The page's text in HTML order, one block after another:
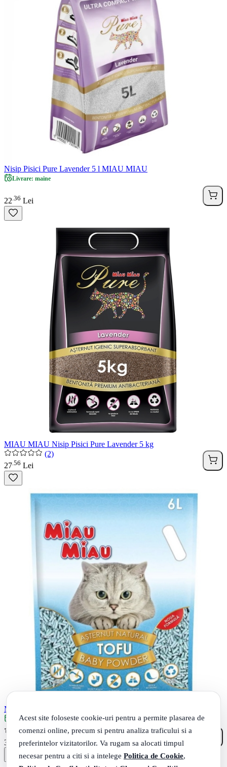
Acest site foloseste cookie-uri pentru a permite plasarea de
comenzi online, precum si pentru analiza traficului si a
preferintelor vizitatorilor. Va rugam sa alocati timpul
necesar pentru a citi si a intelege Politica de Cookie,
Nisip Pisici Pure Lavender 5 l MIAU MIAU
Livrare: maine
22 36 Lei
MIAU MIAU Nisip Pisici Pure Lavender 5 kg
(2)
27 56 Lei
Miau Miau Asternut igienic pentru pisici, Tofu Baby Powder, 6 l
Livrare: maine
(1)
32
Lei